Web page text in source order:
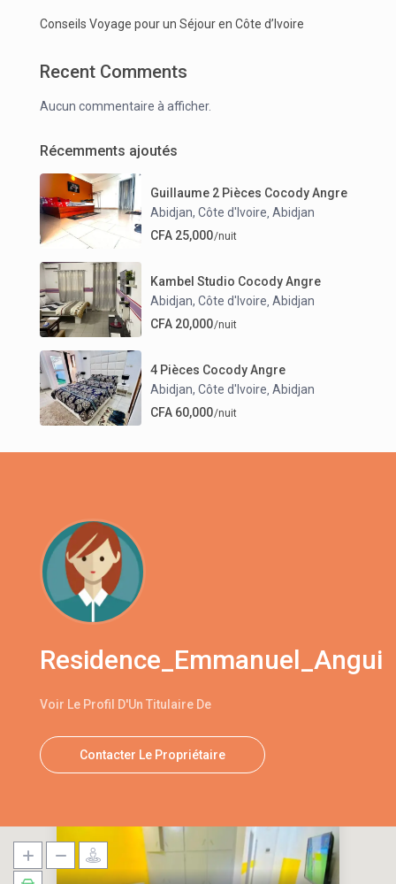
Conseils Voyage pour un Séjour en Côte d’Ivoire
Recent Comments
Aucun commentaire à afficher.
Récemments ajoutés
Guillaume 2 Pièces Cocody Angre
Abidjan, Côte d'Ivoire ,Abidjan
CFA 25,000/nuit
Kambel Studio Cocody Angre
Abidjan, Côte d'Ivoire ,Abidjan
CFA 20,000/nuit
4 Pièces Cocody Angre
Abidjan, Côte d'Ivoire ,Abidjan
CFA 60,000/nuit
Residence_Emmanuel_Angui
Voir Le Profil D'Un Titulaire De
Contacter Le Propriétaire